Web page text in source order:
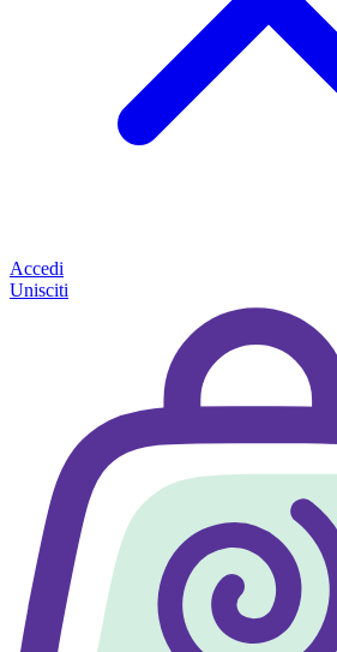
Accedi
Unisciti